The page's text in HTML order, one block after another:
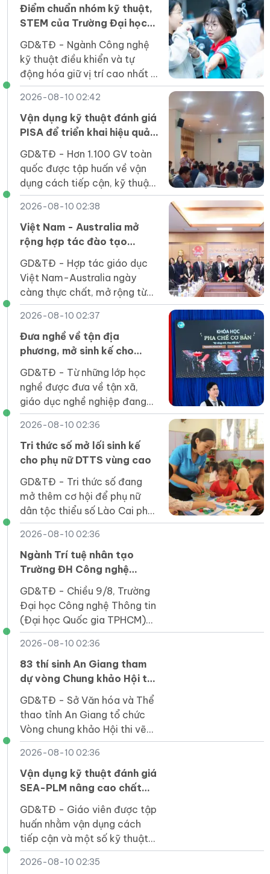
Thái Lan.
Điểm chuẩn nhóm kỹ thuật,
STEM của Trường Đại học
Công Thương TPHCM tăng
nhẹ
GD&TĐ - Ngành Công nghệ
kỹ thuật điều khiển và tự
động hóa giữ vị trí cao nhất ở
tất cả 4 phương thức xét
tuyển.
2026-08-10 02:42
Vận dụng kỹ thuật đánh giá
PISA để triển khai hiệu quả
Chương trình GDPT 2018
GD&TĐ - Hơn 1.100 GV toàn
quốc được tập huấn về vận
dụng cách tiếp cận, kỹ thuật
đánh giá PISA, từ đó triển
khai hiệu quả hơn Chương
trình GDPT 2018.
2026-08-10 02:38
Việt Nam - Australia mở
rộng hợp tác đào tạo
nguồn nhân lực chất lượng
cao
GD&TĐ - Hợp tác giáo dục
Việt Nam-Australia ngày
càng thực chất, mở rộng từ
đào tạo, nghiên cứu đến đầu
tư, góp phần phát triển nhân
lực chất lượng cao.
2026-08-10 02:37
Đưa nghề về tận địa
phương, mở sinh kế cho
GD&TĐ - Từ những lớp học
nghề được đưa về tận xã,
giáo dục nghề nghiệp đang
mở thêm cơ hội việc làm, sinh
kế và thu nhập cho người lao
động.
2026-08-10 02:36
Tri thức số mở lối sinh kế
cho phụ nữ DTTS vùng cao
GD&TĐ - Tri thức số đang
mở thêm cơ hội để phụ nữ
dân tộc thiểu số Lào Cai phát
triển sinh kế, nâng cao thu
nhập và đưa sản phẩm địa
phương vươn xa.
2026-08-10 02:36
Ngành Trí tuệ nhân tạo
Trường ĐH Công nghệ
Thông tin TPHCM điểm
chuẩn 100/100
GD&TĐ - Chiều 9/8, Trường
Đại học Công nghệ Thông tin
(Đại học Quốc gia TPHCM)
công bố điểm chuẩn năm
2026 theo phương thức xét
tuyển tổng hợp.
2026-08-10 02:36
83 thí sinh An Giang tham
dự vòng Chung khảo Hội thi
vẽ tranh theo sách năm
2026
GD&TĐ - Sở Văn hóa và Thể
thao tỉnh An Giang tổ chức
Vòng chung khảo Hội thi vẽ
tranh theo sách năm 2026
dành cho 83 thí sinh có tác
phẩm xuất sắc nhất.
2026-08-10 02:36
Vận dụng kỹ thuật đánh giá
SEA-PLM nâng cao chất
lượng dạy học ở vùng khó
khăn
GD&TĐ - Giáo viên được tập
huấn nhằm vận dụng cách
tiếp cận và một số kỹ thuật
đánh giá của SEA-PLM vào
dạy học, đánh giá học sinh
2026-08-10 02:35